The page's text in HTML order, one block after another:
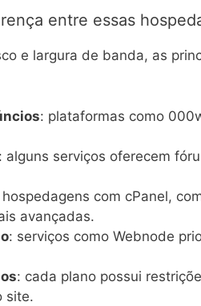
entre essas
e largura de banda, as
: plataformas como
: alguns serviços oferecem
hospedagens com cPanel,
avançadas.
: serviços como Webnode
: cada plano possui
site.